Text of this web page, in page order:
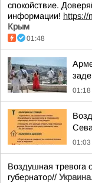
спокойствие.
информации! https://
Крым
01:48
01:18
01:03
Воздушная тревога
губернатор//